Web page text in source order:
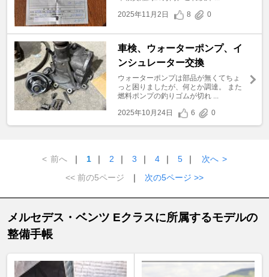
2025年11月2日
8 0
車検、ウォーターポンプ、イ
ンシュレーター交換
ウォーターポンプは部品が無くてちょ
っと困りましたが、何とか調達。 また
燃料ポンプの釣りゴムが切れ ...
2025年10月24日
6 0
< 前へ ｜ 1 ｜ 2 ｜ 3 ｜ 4 ｜ 5 ｜ 次へ >
<< 前の5ページ
｜ 次の5ページ >>
メルセデス・ベンツ Eクラスに所属するモデルの
整備手帳